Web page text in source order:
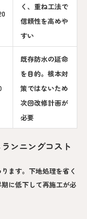
く、重ね工法で
信頼性を高めや
すい
既存防水の延命
を目的。根本対
策ではないため
次回改修計画が
必要
ンニングコスト
ます。下地処理を省く
に低下して再施工が必